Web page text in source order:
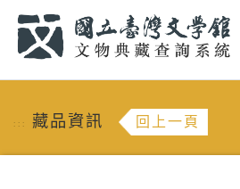
::: 藏品資訊 回上一頁